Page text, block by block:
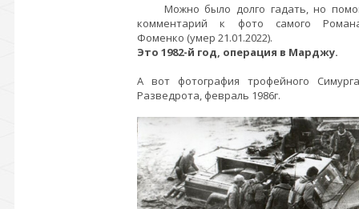
Можно было долго гадать, но
комментарий к фото самого
Фоменко (умер 21.01.2022).
Это 1982-й год, операция в Марджу.
А вот фотография трофейного
Разведрота, февраль 1986г.